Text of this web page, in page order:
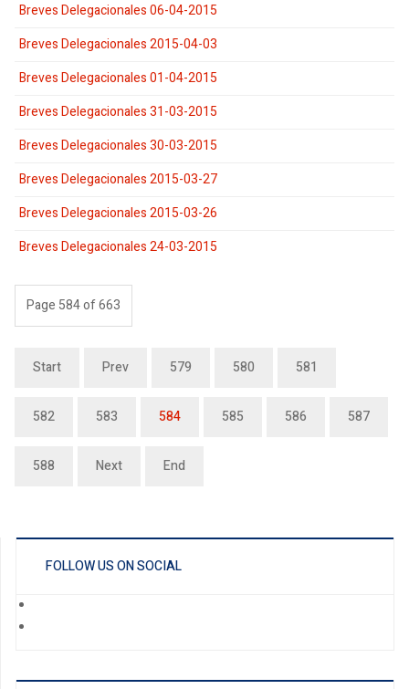
Breves Delegacionales 06-04-2015
Breves Delegacionales 2015-04-03
Breves Delegacionales 01-04-2015
Breves Delegacionales 31-03-2015
Breves Delegacionales 30-03-2015
Breves Delegacionales 2015-03-27
Breves Delegacionales 2015-03-26
Breves Delegacionales 24-03-2015
Page 584 of 663
Start Prev 579 580 581
582 583 584 585 586 587
588 Next End
FOLLOW US ON SOCIAL